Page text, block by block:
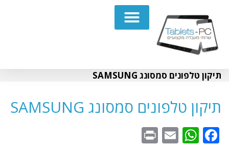
תיקון טלפונים סמסונג SAMSUNG
תיקון טלפונים סמסונג SAMSUNG
Facebook
WhatsApp
Email